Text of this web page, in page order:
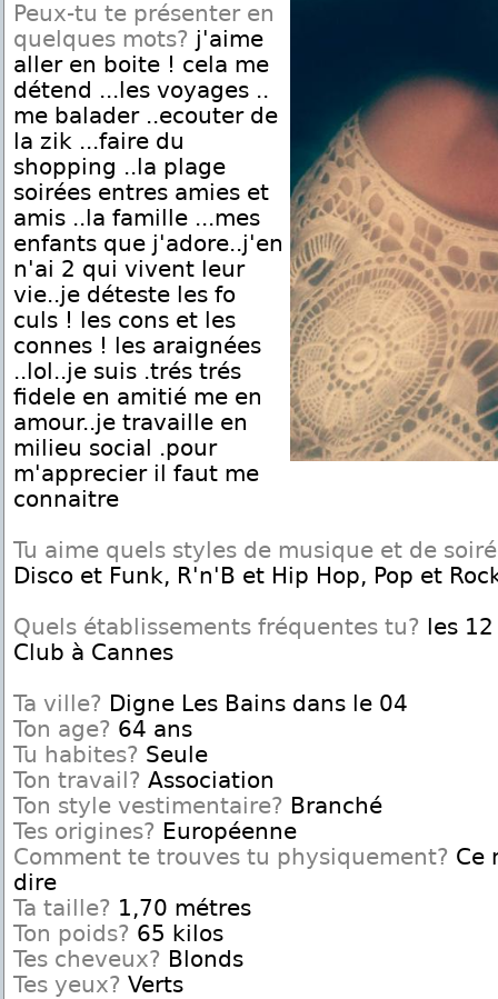
Peux-tu te présenter en
quelques mots? j'aime
aller en boite ! cela me
détend ...les voyages ..
me balader ..ecouter de
la zik ...faire du
shopping ..la plage
soirées entres amies et
amis ..la famille ...mes
enfants que j'adore..j'en
n'ai 2 qui vivent leur
vie..je déteste les fo
culs ! les cons et les
connes ! les araignées
..lol..je suis .trés trés
fidele en amitié me en
amour..je travaille en
milieu social .pour
m'apprecier il faut me
connaitre
Tu aime quels styles de musique et de
Disco et Funk, R'n'B et Hip Hop, Pop et
Quels établissements fréquentes tu? les
Club à Cannes
Ta ville? Digne Les Bains dans le 04
Ton age? 64 ans
Tu habites? Seule
Ton travail? Association
Ton style vestimentaire? Branché
Tes origines? Européenne
Comment te trouves tu physiquement? Ce
dire
Ta taille? 1,70 métres
Ton poids? 65 kilos
Tes cheveux? Blonds
Tes yeux? Verts